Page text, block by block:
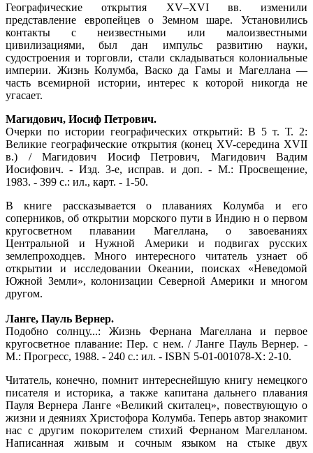
Географические открытия XV–XVI вв. изменили
представление европейцев о Земном шаре. Установились
контакты с неизвестными или малоизвестными
цивилизациями, был дан импульс развитию науки,
судостроения и торговли, стали складываться колониальные
империи. Жизнь Колумба, Васко да Гамы и Магеллана —
часть всемирной истории, интерес к которой никогда не
угасает.
Магидович, Иосиф Петрович.
Очерки по истории географических открытий: В 5 т. Т. 2:
Великие географические открытия (конец XV-середина XVII
в.) / Магидович Иосиф Петрович, Магидович Вадим
Иосифович. - Изд. 3-е, исправ. и доп. - М.: Просвещение,
1983. - 399 с.: ил., карт. - 1-50.
В книге рассказывается о плаваниях Колумба и его
соперников, об открытии морского пути в Индию н о первом
кругосветном плавании Магеллана, о завоеваниях
Центральной и Нужной Америки и подвигах русских
землепроходцев. Много интересного читатель узнает об
открытии и исследовании Океании, поисках «Неведомой
Южной Земли», колонизации Северной Америки и многом
другом.
Ланге, Пауль Вернер.
Подобно солнцу...: Жизнь Фернана Магеллана и первое
кругосветное плавание: Пер. с нем. / Ланге Пауль Вернер. -
М.: Прогресс, 1988. - 240 с.: ил. - ISBN 5-01-001078-Х: 2-10.
Читатель, конечно, помнит интереснейшую книгу немецкого
писателя и историка, а также капитана дальнего плавания
Пауля Вернера Ланге «Великий скиталец», повествующую о
жизни и деяниях Христофора Колумба. Теперь автор знакомит
нас с другим покорителем стихий Фернаном Магелланом.
Написанная живым и сочным языком на стыке двух